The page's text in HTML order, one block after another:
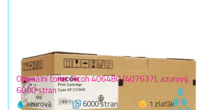
Originální toner Ricoh 406480 (407637), azurový,
6000 stran
azurová 6000 stran
1 zlaťák